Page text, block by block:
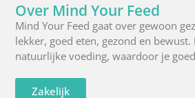
Over Mind Your Feed
Mind Your Feed gaat over gewoon
lekker, goed eten, gezond en
natuurlijke voeding, waardoor je
Zakelijk